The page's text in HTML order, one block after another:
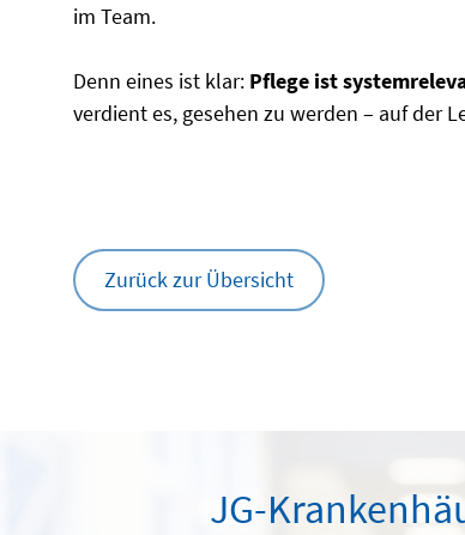
im Team.
Denn eines ist klar: Pflege ist
verdient es, gesehen zu werden – auf der
Zurück zur Übersicht
JG-